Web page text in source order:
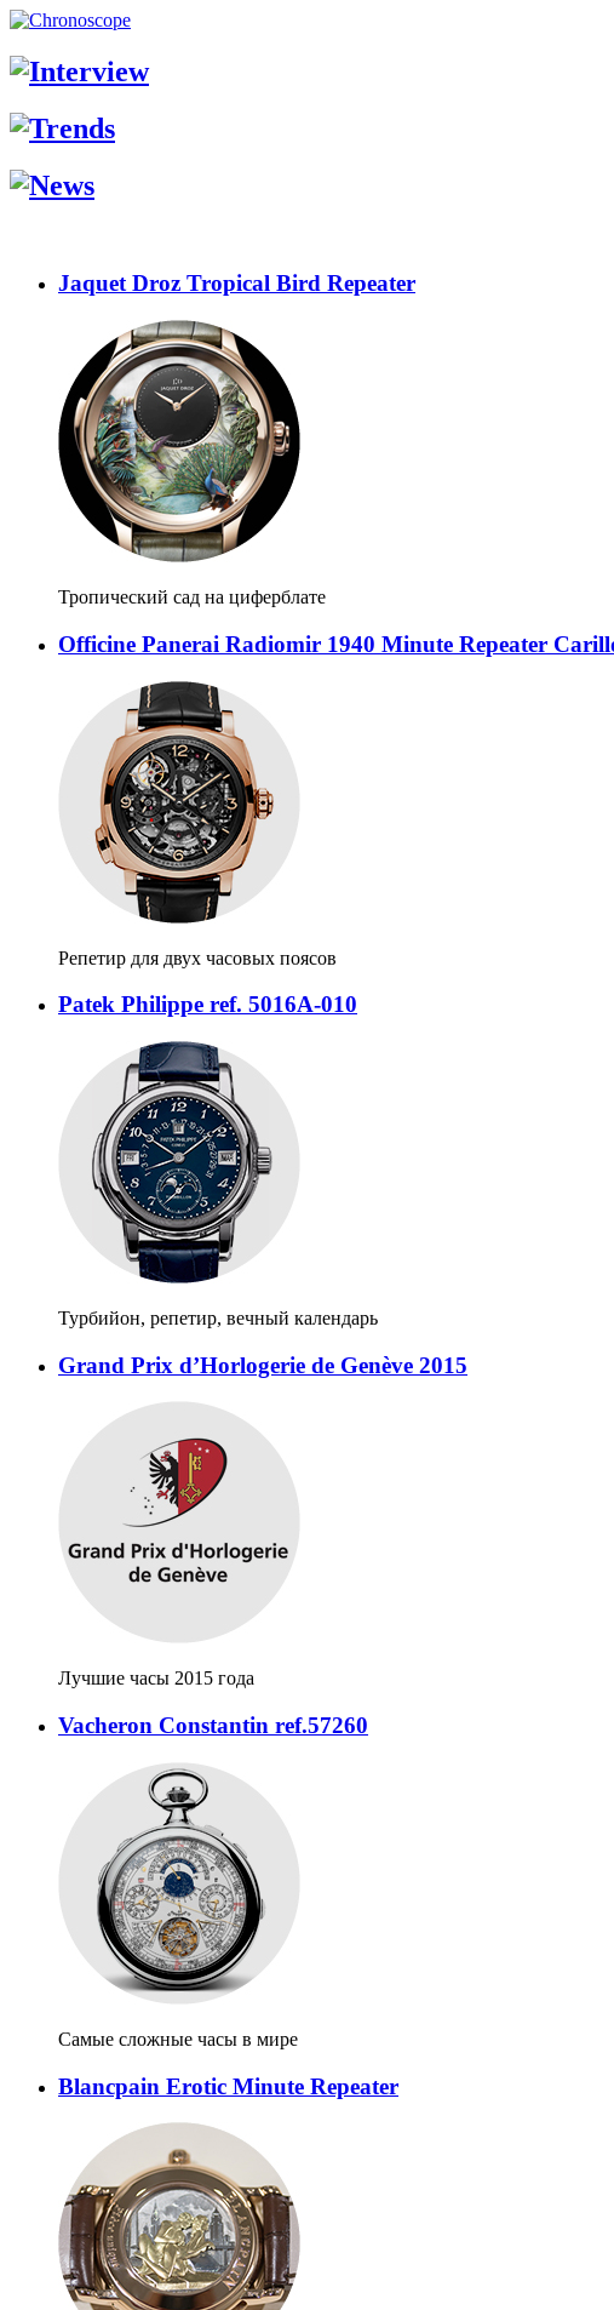
Jaquet Droz Tropical Bird Repeater
Тропический сад на циферблате
Officine Panerai Radiomir 1940 Minute Repeater
Репетир для двух часовых поясов
Patek Philippe ref. 5016A-010
Турбийон, репетир, вечный календарь
Grand Prix d’Horlogerie de Genève 2015
Лучшие часы 2015 года
Vacheron Constantin ref.57260
Самые сложные часы в мире
Blancpain Erotic Minute Repeater